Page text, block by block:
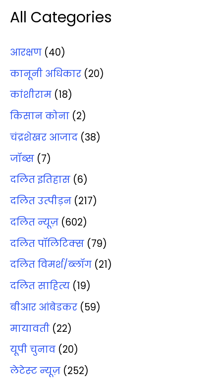
All Categories
आरक्षण (40)
कानूनी अधिकार (20)
कांशीराम (18)
किसान कोना (2)
चंद्रशेखर आजाद (38)
जॉब्‍स (7)
दलित इतिहास (6)
दलित उत्‍पीड़न (217)
दलित न्‍यूज़ (602)
दलित पॉलिटिक्‍स (79)
दलित विमर्श/ब्‍लॉग (21)
दलित साहित्‍य (19)
बीआर आंबेडकर (59)
मायावती (22)
यूपी चुनाव (20)
लेटेस्‍ट न्‍यूज़ (252)